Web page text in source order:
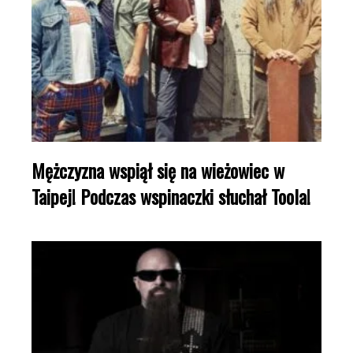
Mężczyzna wspiął się na wieżowiec w
Taipej! Podczas wspinaczki słuchał Toola!